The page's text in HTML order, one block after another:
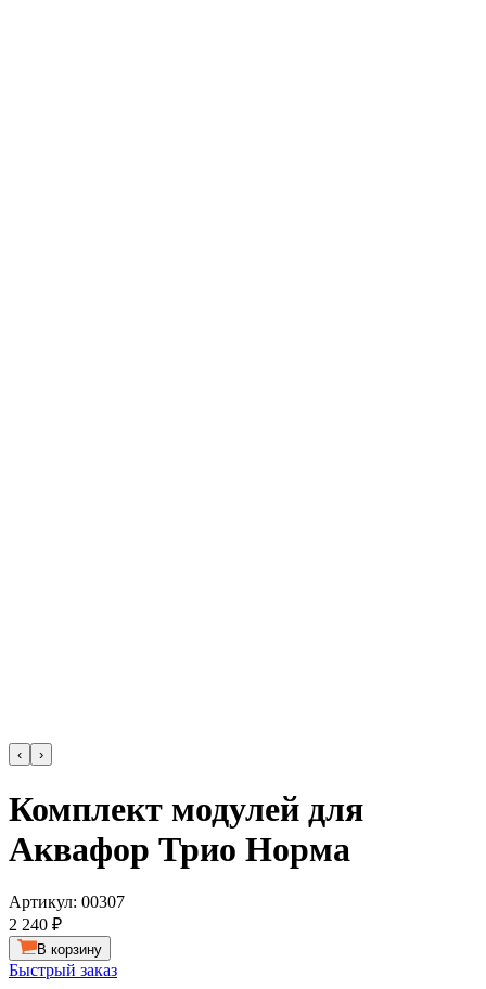
‹ ›
Комплект модулей для
Аквафор Трио Норма
Артикул: 00307
2 240 ₽
В корзину
Быстрый заказ